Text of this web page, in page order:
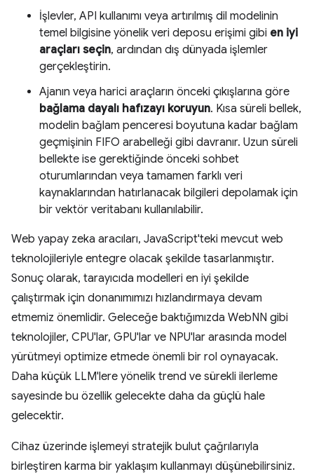
İşlevler, API kullanımı veya artırılmış dil modelinin
temel bilgisine yönelik veri deposu erişimi gibi en iyi
araçları seçin, ardından dış dünyada işlemler
gerçekleştirin.
Ajanın veya harici araçların önceki çıkışlarına göre
bağlama dayalı hafızayı koruyun. Kısa süreli bellek,
modelin bağlam penceresi boyutuna kadar bağlam
geçmişinin FIFO arabelleği gibi davranır. Uzun süreli
bellekte ise gerektiğinde önceki sohbet
oturumlarından veya tamamen farklı veri
kaynaklarından hatırlanacak bilgileri depolamak için
bir vektör veritabanı kullanılabilir.
Web yapay zeka aracıları, JavaScript'teki mevcut web
teknolojileriyle entegre olacak şekilde tasarlanmıştır.
Sonuç olarak, tarayıcıda modelleri en iyi şekilde
çalıştırmak için donanımımızı hızlandırmaya devam
etmemiz önemlidir. Geleceğe baktığımızda WebNN gibi
teknolojiler, CPU'lar, GPU'lar ve NPU'lar arasında model
yürütmeyi optimize etmede önemli bir rol oynayacak.
Daha küçük LLM'lere yönelik trend ve sürekli ilerleme
sayesinde bu özellik gelecekte daha da güçlü hale
gelecektir.
Cihaz üzerinde işlemeyi stratejik bulut çağrılarıyla
birleştiren karma bir yaklaşım kullanmayı düşünebilirsiniz.